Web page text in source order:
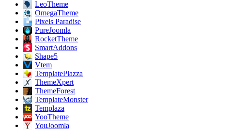
LeoTheme
OmegaTheme
Pixels Paradise
PureJoomla
RocketTheme
SmartAddons
Shape5
Vtem
TemplatePlazza
ThemeXpert
ThemeForest
TemplateMonster
Templaza
YooTheme
YouJoomla